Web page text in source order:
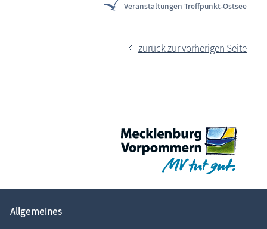
Veranstaltungen Treffpunkt-Ostsee
zurück zur vorherigen Seite
Allgemeines